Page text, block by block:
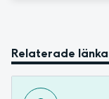
Relaterade